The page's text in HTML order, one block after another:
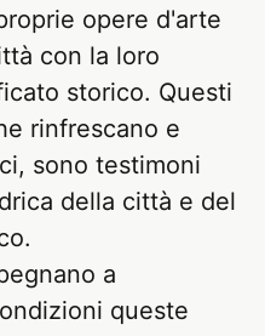
opere d'arte
con la loro
storico. Questi
rinfrescano e
sono testimoni
della città e del
a
queste